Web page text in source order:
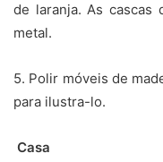
de laranja. As cascas
metal.
5. Polir móveis de
para ilustra-lo.
Casa